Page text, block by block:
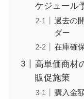
ケジュール
過去の
ダー
在庫確
高単価商材
販促施策
購入金